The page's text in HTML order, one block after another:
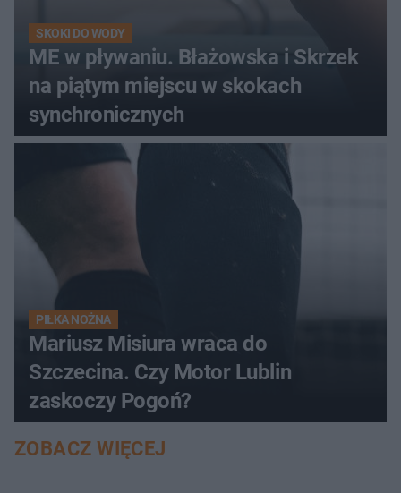
SKOKI DO WODY
ME w pływaniu. Błażowska i Skrzek
na piątym miejscu w skokach
synchronicznych
PIŁKA NOŻNA
Mariusz Misiura wraca do
Szczecina. Czy Motor Lublin
zaskoczy Pogoń?
ZOBACZ WIĘCEJ